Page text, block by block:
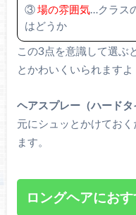
③場の雰囲気…クラス
はどうか
この3点を意識して選ぶ
とかわいくいられますよ
ヘアスプレー（ハードタ
元にシュッとかけてお
ます。
ロングヘアにお